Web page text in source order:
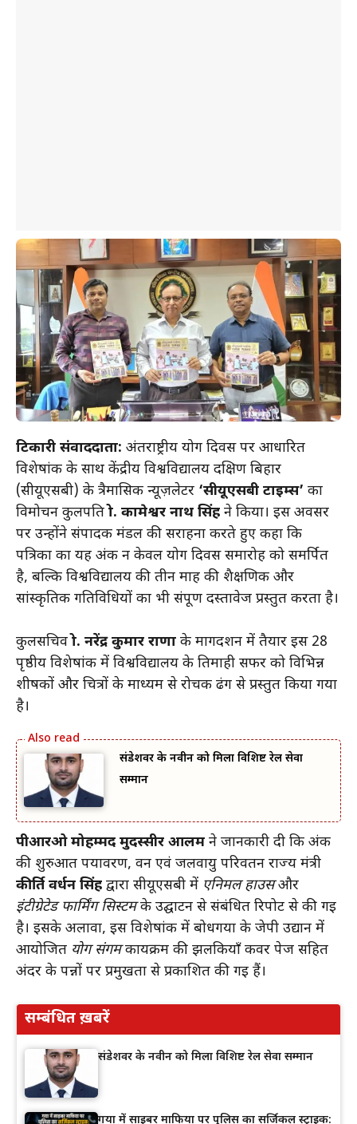
टिकारी संवाददाता: अंतर्राष्ट्रीय योग दिवस पर आधारित
विशेषांक के साथ केंद्रीय विश्वविद्यालय दक्षिण बिहार
(सीयूएसबी) के त्रैमासिक न्यूज़लेटर ‘सीयूएसबी टाइम्स’ का
विमोचन कुलपति प्रो. कामेश्वर नाथ सिंह ने किया। इस अवसर
पर उन्होंने संपादक मंडल की सराहना करते हुए कहा कि
पत्रिका का यह अंक न केवल योग दिवस समारोह को समर्पित
है, बल्कि विश्वविद्यालय की तीन माह की शैक्षणिक और
सांस्कृतिक गतिविधियों का भी संपूर्ण दस्तावेज प्रस्तुत करता है।
कुलसचिव प्रो. नरेंद्र कुमार राणा के मार्गदर्शन में तैयार इस 28
पृष्ठीय विशेषांक में विश्वविद्यालय के तिमाही सफर को विभिन्न
शीर्षकों और चित्रों के माध्यम से रोचक ढंग से प्रस्तुत किया गया
है।
संडेशवर के नवीन को मिला विशिष्ट रेल सेवा
सम्मान
पीआरओ मोहम्मद मुदस्सीर आलम ने जानकारी दी कि अंक
की शुरुआत पर्यावरण, वन एवं जलवायु परिवर्तन राज्य मंत्री
कीर्ति वर्धन सिंह द्वारा सीयूएसबी में एनिमल हाउसऔर
इंटीग्रेटेड फार्मिंग सिस्टमके उद्घाटन से संबंधित रिपोर्ट से की गई
है। इसके अलावा, इस विशेषांक में बोधगया के जेपी उद्यान में
आयोजित योग संगमकार्यक्रम की झलकियाँ कवर पेज सहित
अंदर के पन्नों पर प्रमुखता से प्रकाशित की गई हैं।
सम्बंधित ख़बरें
संडेशवर के नवीन को मिला विशिष्ट रेल सेवा सम्मान
गया में साइबर माफिया पर पुलिस का सर्जिकल स्ट्राइक: